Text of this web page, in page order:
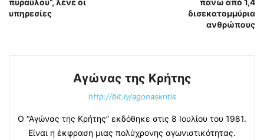
πυραύλου”, λένε οι
υπηρεσίες
πάνω από 1,4
δισεκατομμύρια
ανθρώπους
Αγώνας της Κρήτης
http://bit.ly/agonaskritis
Ο “Αγώνας της Κρήτης” εκδόθηκε στις 8 Ιουλίου του 1981.
Είναι η έκφραση μιας πολύχρονης αγωνιστικότητας.